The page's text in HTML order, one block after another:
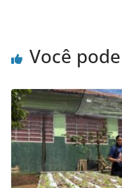
Você